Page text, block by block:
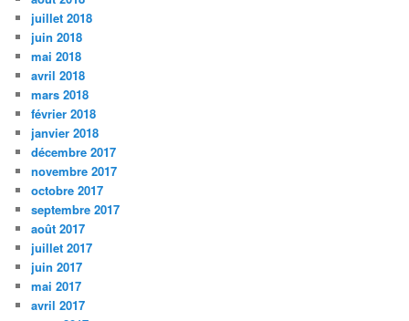
juillet 2018
juin 2018
mai 2018
avril 2018
mars 2018
février 2018
janvier 2018
décembre 2017
novembre 2017
octobre 2017
septembre 2017
août 2017
juillet 2017
juin 2017
mai 2017
avril 2017